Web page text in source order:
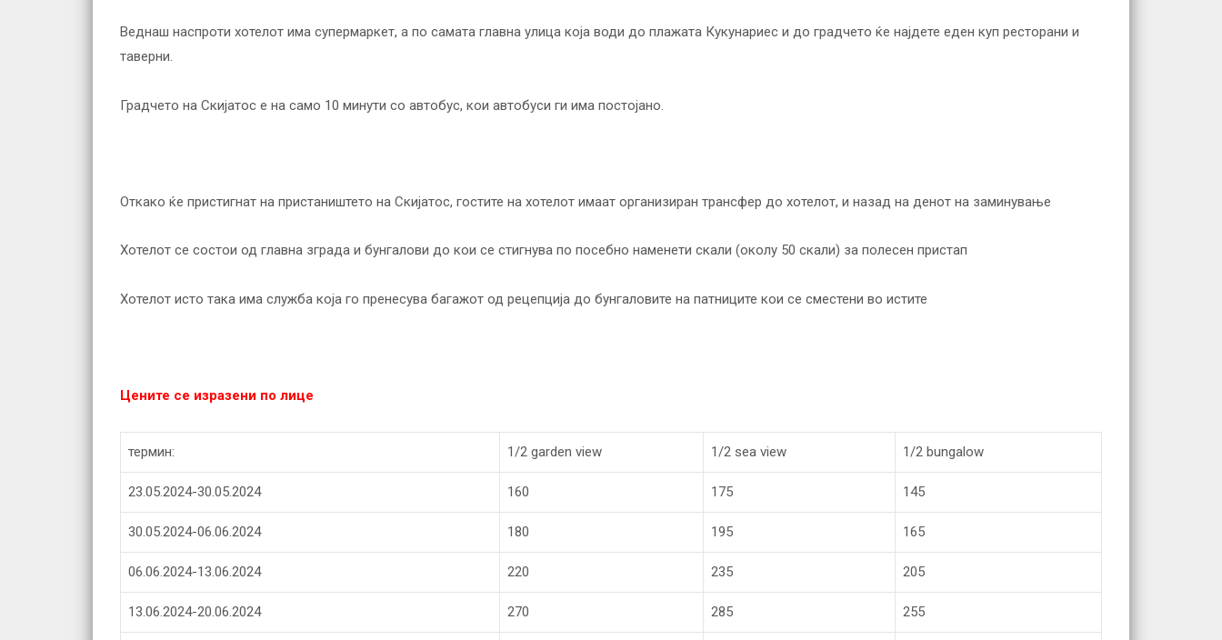
Веднаш наспроти хотелот има супермаркет, а по самата главна улица која води до плажата Кукунариес и до градчето ќе најдете еден куп ресторани и
таверни.
Градчето на Скијатос е на само 10 минути со автобус, кои автобуси ги има постојано.
Откако ќе пристигнат на пристаништето на Скијатос, гостите на хотелот имаат организиран трансфер до хотелот, и назад на денот на заминување
Хотелот се состои од главна зграда и бунгалови до кои се стигнува по посебно наменети скали (околу 50 скали) за полесен пристап
Хотелот исто така има служба која го пренесува багажот од рецепција до бунгаловите на патниците кои се сместени во истите
Цените се изразени по лице
термин: 1/2 garden view 1/2 sea view 1/2 bungalow
23.05.2024-30.05.2024 160 175 145
30.05.2024-06.06.2024 180 195 165
06.06.2024-13.06.2024 220 235 205
13.06.2024-20.06.2024 270 285 255